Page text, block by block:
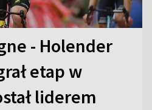
- Holender
etap w
liderem